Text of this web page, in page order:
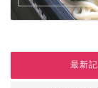
最新記